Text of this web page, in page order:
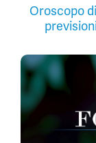
Oroscopo